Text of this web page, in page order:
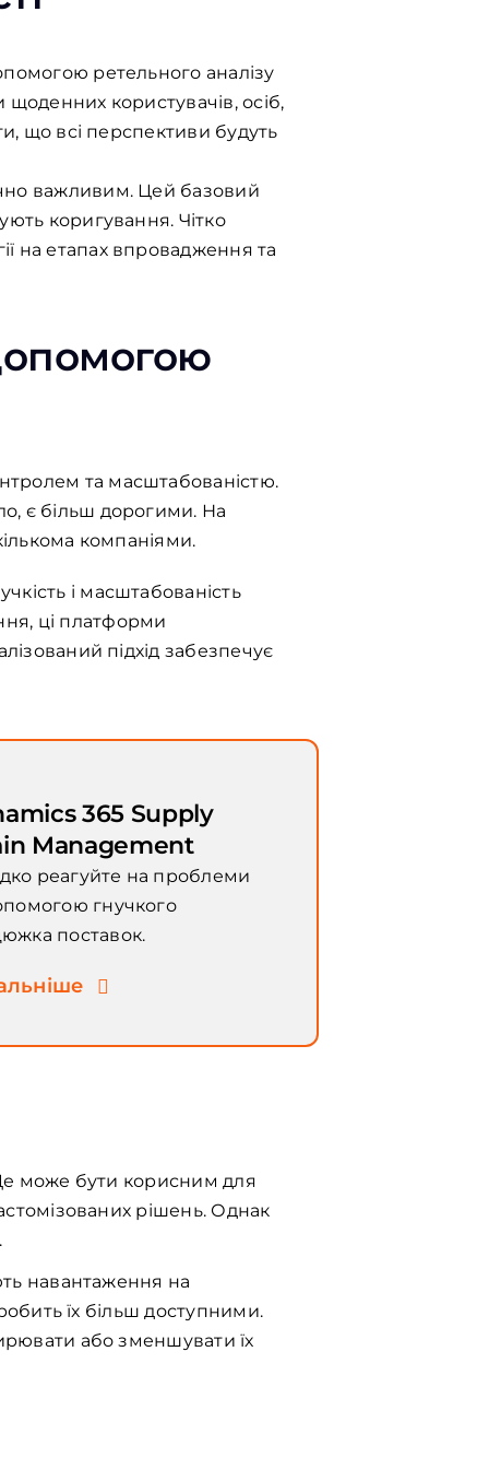
ретельного аналізу
користувачів, осіб,
що всі перспективи будуть
важливим. Цей базовий
коригування. Чітко
на етапах впровадження та
та масштабованістю.
є більш дорогими. На
компаніями.
і масштабованість
ці платформи
підхід забезпечує
365 Supply
Management
реагуйте на проблеми
гнучкого
поставок.
може бути корисним для
рішень. Однак
навантаження на
їх більш доступними.
або зменшувати їх